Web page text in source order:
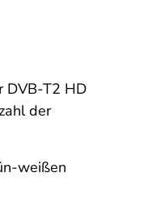
DVB-T2 HD
der
weißen